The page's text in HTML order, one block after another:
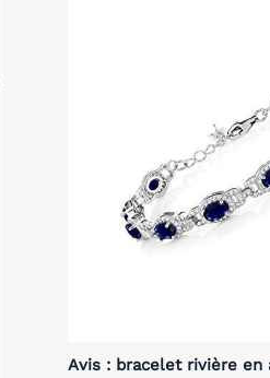
Avis : bracelet rivière en